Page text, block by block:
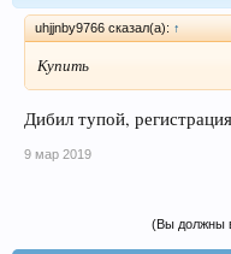
uhjjnby9766 сказал(а): ↑
Купить
Дибил тупой,
9 мар 2019
(Вы должны